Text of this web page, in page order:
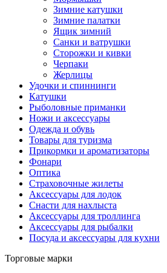
Зимние катушки
Зимние палатки
Ящик зимний
Санки и ватрушки
Сторожки и кивки
Черпаки
Жерлицы
Удочки и спиннинги
Катушки
Рыболовные приманки
Ножи и аксессуары
Одежда и обувь
Товары для туризма
Прикормки и ароматизаторы
Фонари
Оптика
Страховочные жилеты
Аксессуары для лодок
Снасти для нахлыста
Аксессуары для троллинга
Аксессуары для рыбалки
Посуда и аксессуары для кухни
Торговые марки